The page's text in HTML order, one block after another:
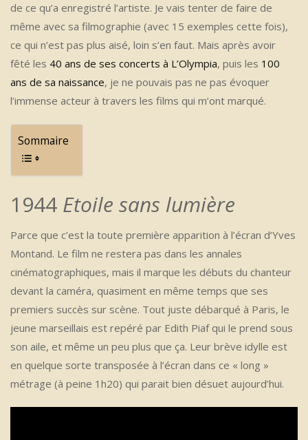
de ce qu’a enregistré l’artiste. Je vais tenter de faire de
même avec sa filmographie (avec 15 exemples cette fois),
ce qui n’est pas plus aisé, loin s’en faut. Mais après avoir
fêté les 40 ans de ses concerts à L’Olympia, puis les 100
ans de sa naissance, je ne pouvais pas ne pas évoquer
l’immense acteur à travers les films qui m’ont marqué.
Sommaire
1944 Etoile sans lumière
Parce que c’est la toute première apparition à l’écran d’Yves
Montand. Le film ne restera pas dans les annales
cinématographiques, mais il marque les débuts du chanteur
devant la caméra, quasiment en même temps que ses
premiers succès sur scène. Tout juste débarqué à Paris, le
jeune marseillais est repéré par Edith Piaf qui le prend sous
son aile, et même un peu plus que ça. Leur brève idylle est
en quelque sorte transposée à l’écran dans ce « long »
métrage (à peine 1h20) qui parait bien désuet aujourd’hui.